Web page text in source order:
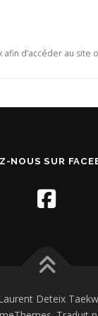
afin d’accéder au site
NOUS SUR
Deteix